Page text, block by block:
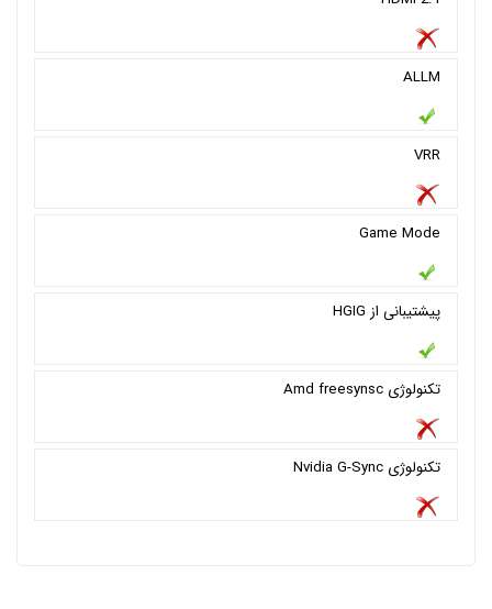
ALLM
VRR
Game Mode
پیشتیبانی از HGIG
تکنولوژی Amd freesynsc
تکنولوژی Nvidia G-Sync